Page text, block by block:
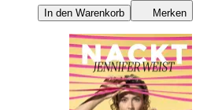
In den Warenkorb Merken